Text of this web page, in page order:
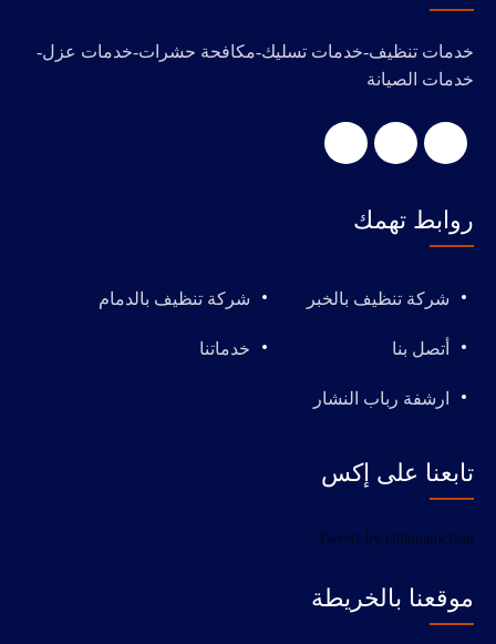
خدمات تنظيف-خدمات تسليك-مكافحة حشرات-خدمات عزل-
خدمات الصيانة
روابط تهمك
شركة تنظيف بالخبر شركة تنظيف بالدمام
أتصل بنا خدماتنا
ارشفة رباب النشار
تابعنا على إكس
Tweets by eldamamclean
موقعنا بالخريطة